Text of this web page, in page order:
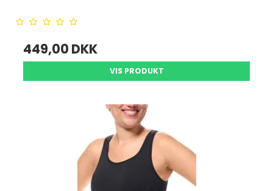
449,00 DKK
VIS PRODUKT